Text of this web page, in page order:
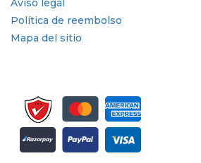
Aviso legal
Política de reembolso
Mapa del sitio